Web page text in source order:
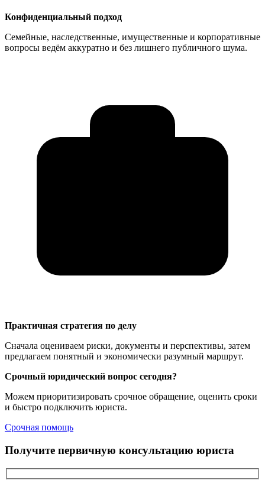
Конфиденциальный подход
Семейные, наследственные, имущественные и корпоративные
вопросы ведём аккуратно и без лишнего публичного шума.
Практичная стратегия по делу
Сначала оцениваем риски, документы и перспективы, затем
предлагаем понятный и экономически разумный маршрут.
Срочный юридический вопрос сегодня?
Можем приоритизировать срочное обращение, оценить сроки
и быстро подключить юриста.
Срочная помощь
Получите первичную консультацию юриста